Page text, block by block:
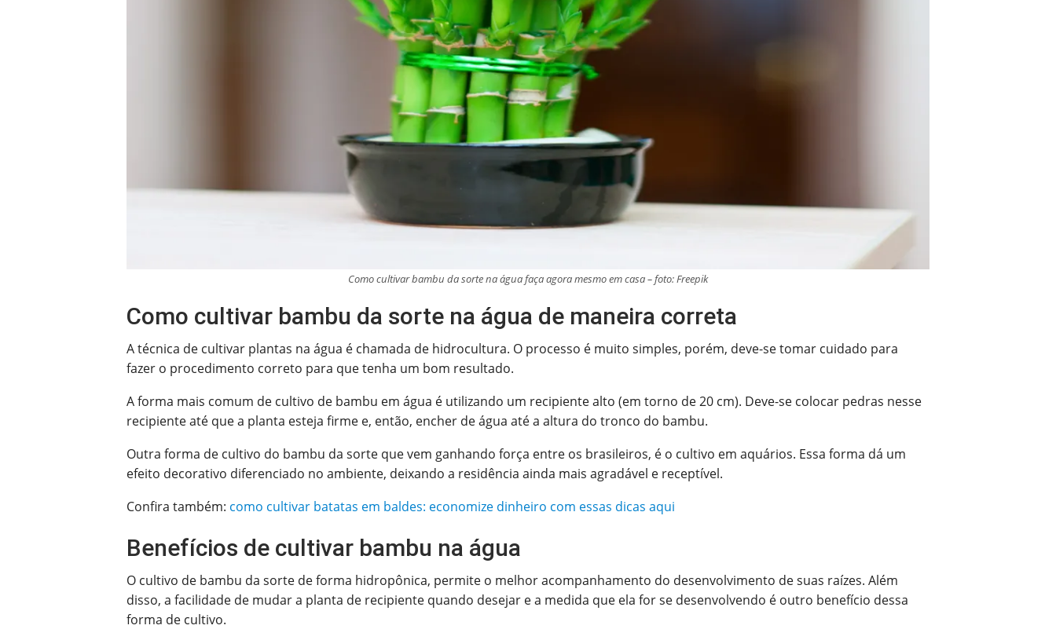
Como cultivar bambu da sorte na água faça agora mesmo em casa – foto: Freepik
Como cultivar bambu da sorte na água de maneira correta
A técnica de cultivar plantas na água é chamada de hidrocultura. O processo é muito simples, porém, deve-se tomar cuidado para
fazer o procedimento correto para que tenha um bom resultado.
A forma mais comum de cultivo de bambu em água é utilizando um recipiente alto (em torno de 20 cm). Deve-se colocar pedras nesse
recipiente até que a planta esteja firme e, então, encher de água até a altura do tronco do bambu.
Outra forma de cultivo do bambu da sorte que vem ganhando força entre os brasileiros, é o cultivo em aquários. Essa forma dá um
efeito decorativo diferenciado no ambiente, deixando a residência ainda mais agradável e receptível.
Confira também: como cultivar batatas em baldes: economize dinheiro com essas dicas aqui
Benefícios de cultivar bambu na água
O cultivo de bambu da sorte de forma hidropônica, permite o melhor acompanhamento do desenvolvimento de suas raízes. Além
disso, a facilidade de mudar a planta de recipiente quando desejar e a medida que ela for se desenvolvendo é outro benefício dessa
forma de cultivo.